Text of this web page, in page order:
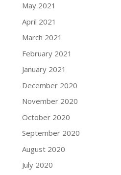
May 2021
April 2021
March 2021
February 2021
January 2021
December 2020
November 2020
October 2020
September 2020
August 2020
July 2020